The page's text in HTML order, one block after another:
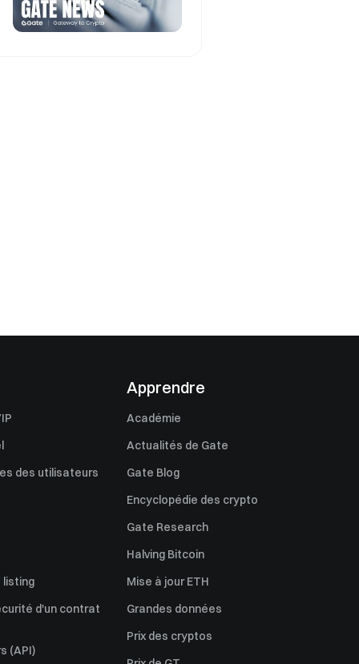
des utilisateurs
listing
d'un contrat
(API)
Apprendre
Académie
Actualités de Gate
Gate Blog
Encyclopédie des crypto
Gate Research
Halving Bitcoin
Mise à jour ETH
Grandes données
Prix des cryptos